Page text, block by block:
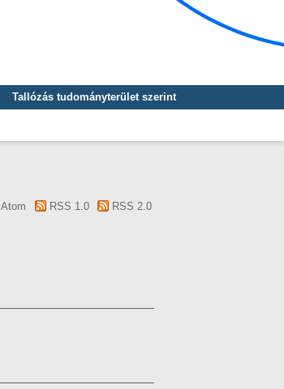
Tallózás tudományterület szerint
Atom RSS 1.0
RSS 2.0